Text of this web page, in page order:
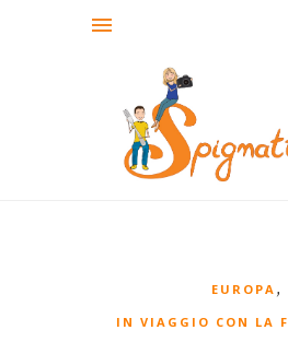
EUROPA ,
IN VIAGGIO CON LA